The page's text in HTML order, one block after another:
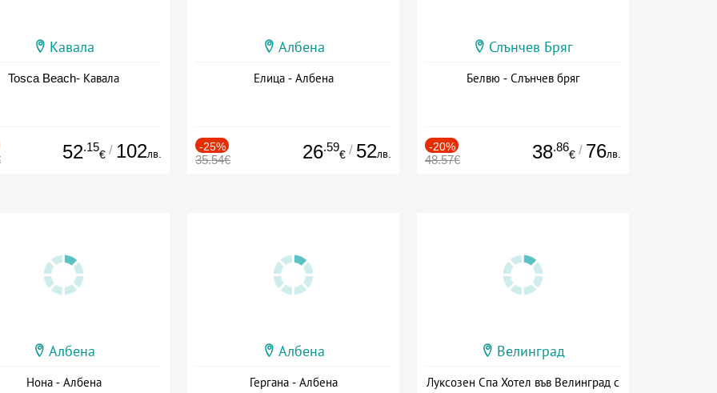
Кавала
Tosca Beach- Кавала
52.15
€ / 102лв.
Албена
Елица - Албена
-25%
35.54€ 26.59
€ / 52лв.
Слънчев Бряг
Белвю - Слънчев бряг
-20%
48.57€ 38.86
€ / 76лв.
Албена
Нона - Албена
Албена
Гергана - Албена
Велинград
Луксозен Спа Хотел във Велинград с